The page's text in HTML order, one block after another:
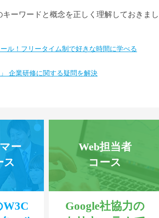
ーワードと概念を正しく理解しておきま
ル！フリータイム制で好きな時間に学べる
企業研修に関する疑問を解決
ー
ス
W3C
Web担当者
コース
Google社協力の